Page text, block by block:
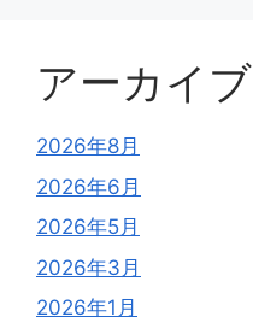
アーカイブ
2026年8月
2026年6月
2026年5月
2026年3月
2026年1月